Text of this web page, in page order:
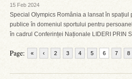
15 Feb 2024
Special Olympics România a lansat în spațiul
publice în domeniul sportului pentru
în cadrul Conferinței Naționale LIDERI PRIN
Page: « ‹ 2 3 4 5 6 7 8